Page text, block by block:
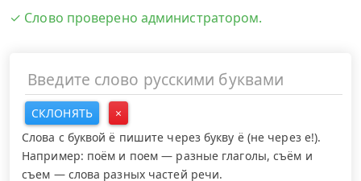
✓ Слово проверено администратором.
СКЛОНЯТЬ
×
Слова с буквой ё пишите через букву ё (не через е!).
Например: поём и поем — разные глаголы, съём и
съем — слова разных частей речи.